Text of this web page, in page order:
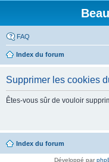
FAQ
Index du forum
Supprimer les cookies
Êtes-vous sûr de vouloir
Index du forum
Développé par